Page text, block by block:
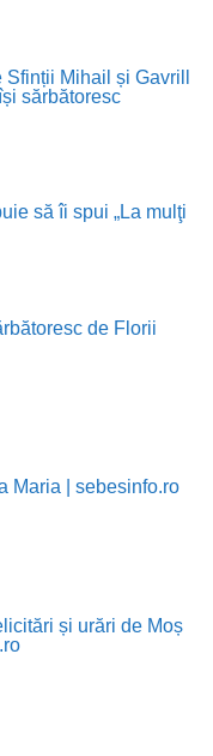
Mihail și Gavrill
sărbătoresc
să îi spui „La mulţi
de Florii
Maria | sebesinfo.ro
și urări de Moș